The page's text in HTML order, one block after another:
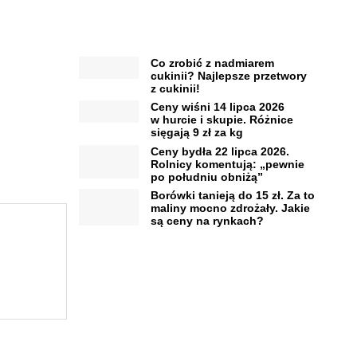
Co zrobić z nadmiarem
cukinii? Najlepsze przetwory
z cukinii!
Ceny wiśni 14 lipca 2026
w hurcie i skupie. Różnice
sięgają 9 zł za kg
Ceny bydła 22 lipca 2026.
Rolnicy komentują: „pewnie
po południu obniżą”
Borówki tanieją do 15 zł. Za to
maliny mocno zdrożały. Jakie
są ceny na rynkach?